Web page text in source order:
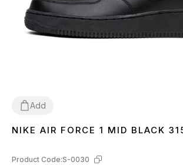
Add
3741 4243 4445
NIKE AIR FORCE 1 MID BLACK
Product Code:S-0030